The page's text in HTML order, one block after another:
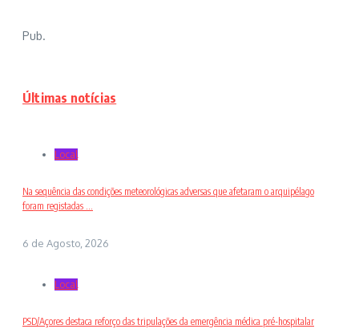
Pub.
Últimas notícias
Local
Na sequência das condições meteorológicas adversas que afetaram o arquipélago
foram registadas ...
6 de Agosto, 2026
Local
PSD/Açores destaca reforço das tripulações da emergência médica pré-hospitalar